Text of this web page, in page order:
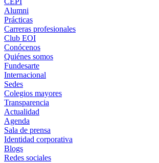
Alumni
Prácticas
Carreras profesionales
Club EOI
Conócenos
Quiénes somos
Fundesarte
Internacional
Sedes
Colegios mayores
Transparencia
Actualidad
Agenda
Sala de prensa
Identidad corporativa
Blogs
Redes sociales